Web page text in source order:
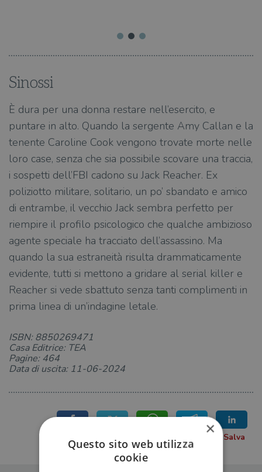
Sinossi
È dura per una donna restare nell’esercito, e
puntare in alto. Quando la sergente Amy Callan e la
tenente Caroline Cook vengono trovate morte nelle
loro case, senza che sia possibile scovare una traccia,
i sospetti dell’FBI cadono su Jack Reacher. Ex
poliziotto militare, solitario, un po’ sbandato e amico
di entrambe, il vecchio Jack sembra perfetto per
riempire il profilo psicologico che qualche ambizioso
agente speciale ha tracciato dell’assassino. Ma
quando la sua estraneità risulta drammaticamente
evidente, tutti si mettono a gridare al serial killer e
Reacher si vede sbattuto senza tanti complimenti in
prima linea di un’indagine letale.
ISBN: 8850269471
Casa Editrice: TEA
Pagine: 464
Data di uscita: 11-06-2024
×
Questo sito web utilizza
cookie